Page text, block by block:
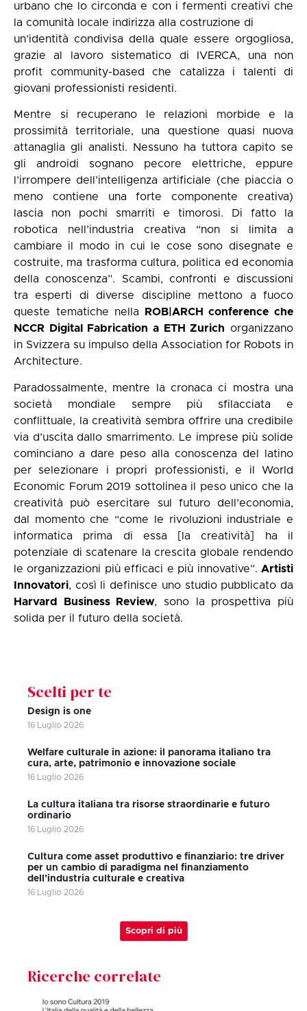
urbano che lo circonda e con i fermenti creativi che
la comunità locale indirizza alla costruzione di
un’identità condivisa della quale essere orgogliosa,
grazie al lavoro sistematico di IVERCA, una non
profit community-based che catalizza i talenti di
giovani professionisti residenti.
Mentre si recuperano le relazioni morbide e la
prossimità territoriale, una questione quasi nuova
attanaglia gli analisti. Nessuno ha tuttora capito se
gli androidi sognano pecore elettriche, eppure
l’irrompere dell’intelligenza artificiale (che piaccia o
meno contiene una forte componente creativa)
lascia non pochi smarriti e timorosi. Di fatto la
robotica nell’industria creativa “non si limita a
cambiare il modo in cui le cose sono disegnate e
costruite, ma trasforma cultura, politica ed economia
della conoscenza”. Scambi, confronti e discussioni
tra esperti di diverse discipline mettono a fuoco
queste tematiche nella ROB|ARCH conference che
NCCR Digital Fabrication a ETH Zurich organizzano
in Svizzera su impulso della Association for Robots in
Architecture.
Paradossalmente, mentre la cronaca ci mostra una
società mondiale sempre più sfilacciata e
conflittuale, la creatività sembra offrire una credibile
via d’uscita dallo smarrimento. Le imprese più solide
cominciano a dare peso alla conoscenza del latino
per selezionare i propri professionisti, e il World
Economic Forum 2019 sottolinea il peso unico che la
creatività può esercitare sul futuro dell’economia,
dal momento che “come le rivoluzioni industriale e
informatica prima di essa [la creatività] ha il
potenziale di scatenare la crescita globale rendendo
le organizzazioni più efficaci e più innovative”. Artisti
Innovatori, così li definisce uno studio pubblicato da
Harvard Business Review, sono la prospettiva più
solida per il futuro della società.
Scelti per te
Design is one
16 Luglio 2026
Welfare culturale in azione: il panorama italiano tra
cura, arte, patrimonio e innovazione sociale
16 Luglio 2026
La cultura italiana tra risorse straordinarie e futuro
ordinario
16 Luglio 2026
Cultura come asset produttivo e finanziario: tre driver
per un cambio di paradigma nel finanziamento
dell’industria culturale e creativa
16 Luglio 2026
Scopri di più
Ricerche correlate